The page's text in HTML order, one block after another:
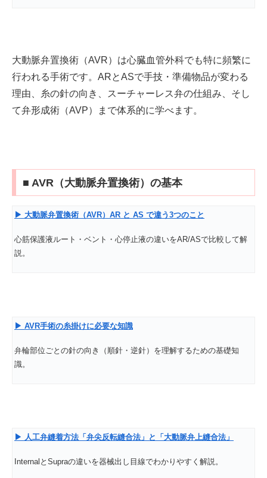
大動脈弁置換術（AVR）は心臓血管外科でも特に頻繁に
行われる手術です。ARとASで手技・準備物品が変わる
理由、糸の針の向き、スーチャーレス弁の仕組み、そし
て弁形成術（AVP）まで体系的に学べます。
■ AVR（大動脈弁置換術）の基本
▶ 大動脈弁置換術（AVR）AR と AS で違う3つのこと
心筋保護液ルート・ベント・心停止液の違いをAR/ASで比較して解
説。
▶ AVR手術の糸掛けに必要な知識
弁輪部位ごとの針の向き（順針・逆針）を理解するための基礎知
識。
▶ 人工弁縫着方法「弁尖反転縫合法」と「大動脈弁上縫合法」
InternalとSupraの違いを器械出し目線でわかりやすく解説。